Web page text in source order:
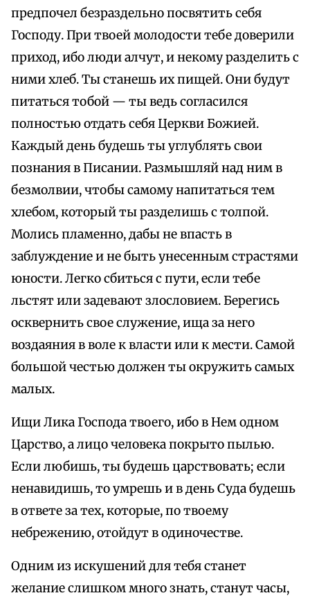
предпочел безраздельно посвятить себя
Господу. При твоей молодости тебе доверили
приход, ибо люди алчут, и некому разделить с
ними хлеб. Ты станешь их пищей. Они будут
питаться тобой — ты ведь согласился
полностью отдать себя Церкви Божией.
Каждый день будешь ты углублять свои
познания в Писании. Размышляй над ним в
безмолвии, чтобы самому напитаться тем
хлебом, который ты разделишь с толпой.
Молись пламенно, дабы не впасть в
заблуждение и не быть унесенным страстями
юности. Легко сбиться с пути, если тебе
льстят или задевают злословием. Берегись
осквернить свое служение, ища за него
воздаяния в воле к власти или к мести. Самой
большой честью должен ты окружить самых
малых.
Ищи Лика Господа твоего, ибо в Нем одном
Царство, а лицо человека покрыто пылью.
Если любишь, ты будешь царствовать; если
ненавидишь, то умрешь и в день Суда будешь
в ответе за тех, которые, по твоему
небрежению, отойдут в одиночестве.
Одним из искушений для тебя станет
желание слишком много знать, станут часы,